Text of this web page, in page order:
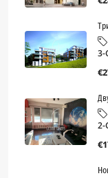
3-
2-